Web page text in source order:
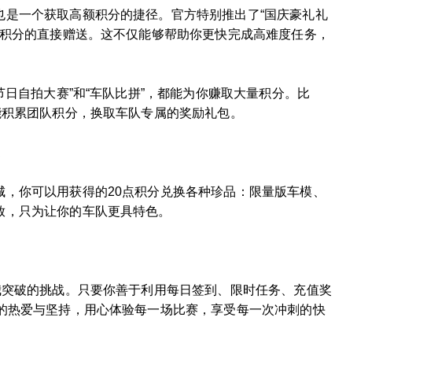
一个获取高额积分的捷径。官方特别推出了“国庆豪礼礼
的直接赠送。这不仅能够帮助你更快完成高难度任务，
自拍大赛”和“车队比拼”，都能为你赚取大量积分。比
累团队积分，换取车队专属的奖励礼包。
你可以用获得的20点积分兑换各种珍品：限量版车模、
只为让你的车队更具特色。
破的挑战。只要你善于利用每日签到、限时任务、充值奖
爱与坚持，用心体验每一场比赛，享受每一次冲刺的快